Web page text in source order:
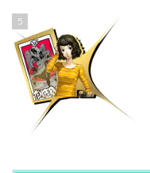
5